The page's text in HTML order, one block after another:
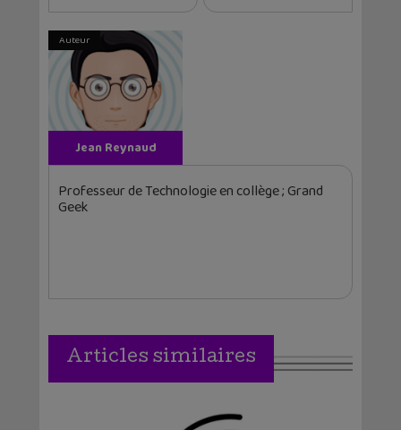
Auteur
Jean Reynaud
Professeur de Technologie en collège ; Grand
Geek
Articles similaires